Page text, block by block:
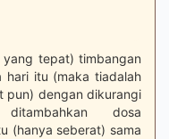
yang tepat) timbangan
itu (maka tiadalah
pun) dengan dikurangi
dosa
(hanya seberat) sama